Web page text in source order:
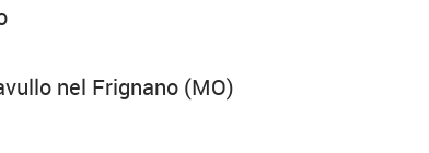
nel Frignano (MO)